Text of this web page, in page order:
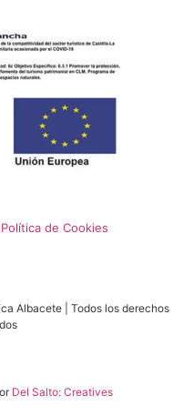
Política de Cookies
Albacete | Todos los derechos
Del Salto: Creatives